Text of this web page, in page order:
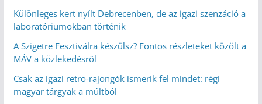
Különleges kert nyílt Debrecenben, de az igazi szenzáció a
laboratóriumokban történik
A Szigetre Fesztiválra készülsz? Fontos részleteket közölt a
MÁV a közlekedésről
Csak az igazi retro-rajongók ismerik fel mindet: régi
magyar tárgyak a múltból